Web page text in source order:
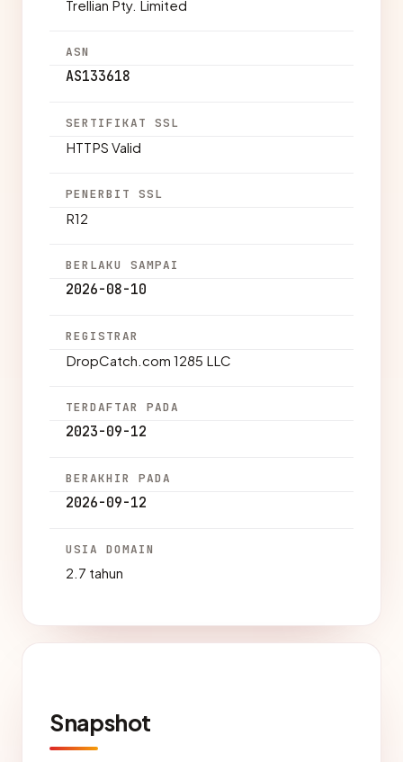
Trellian Pty. Limited
ASN
AS133618
SERTIFIKAT SSL
HTTPS Valid
PENERBIT SSL
R12
BERLAKU SAMPAI
2026-08-10
REGISTRAR
DropCatch.com 1285 LLC
TERDAFTAR PADA
2023-09-12
BERAKHIR PADA
2026-09-12
USIA DOMAIN
2.7 tahun
Snapshot